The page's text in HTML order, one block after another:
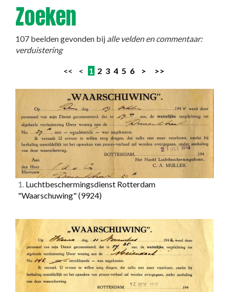
Zoeken
107 beelden gevonden bij alle velden en commentaar:
verduistering
<< < 1 2 3 4 5 6 > >>
1. Luchtbeschermingsdienst Rotterdam
"Waarschuwing"(9924)